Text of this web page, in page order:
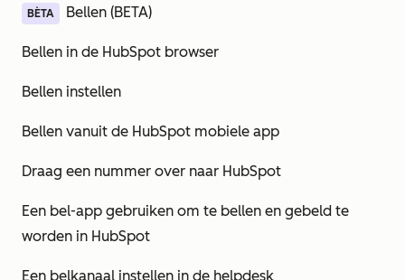
BÈTA Bellen (BETA)
Bellen in de HubSpot browser
Bellen instellen
Bellen vanuit de HubSpot mobiele app
Draag een nummer over naar HubSpot
Een bel-app gebruiken om te bellen en gebeld te
worden in HubSpot
Een belkanaal instellen in de helpdesk